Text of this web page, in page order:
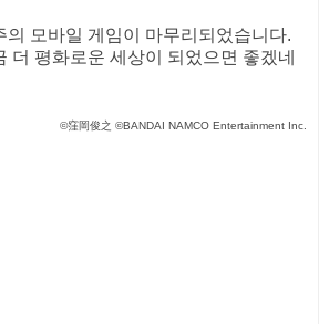
의 모바일 게임이 마무리되었습니다.
더 평화로운 세상이 되었으면 좋겠네
©窪岡俊之 ©BANDAI NAMCO Entertainment Inc.